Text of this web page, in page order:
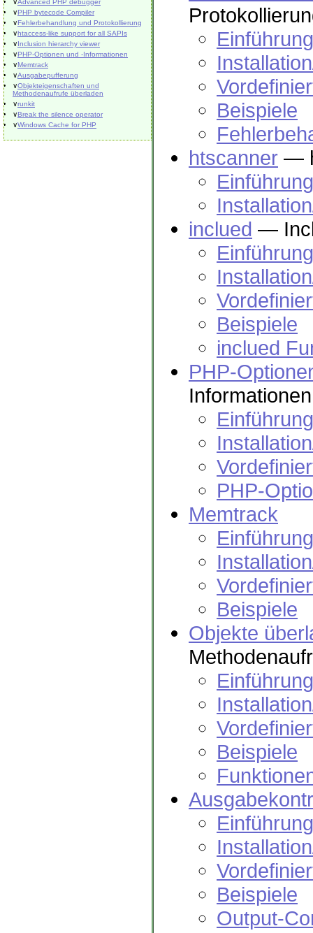
∨Advanced PHP debugger
∨PHP bytecode Compiler
∨Fehlerbehandlung und Protokollierung
∨htaccess-like support for all SAPIs
∨Inclusion hierarchy viewer
∨PHP-Optionen und -Informationen
∨Memtrack
∨Ausgabepufferung
∨Objekteigenschaften und
Methodenaufrufe überladen
∨runkit
∨Break the silence operator
∨Windows Cache for PHP
Einführung
Beispiele
htscanner —
Einführung
inclued —
Einführung
Beispiele
inclued
PHP-
Informationen
Einführung
PHP-
Memtrack
Einführung
Beispiele
Objekte
Einführung
Beispiele
Einführung
Beispiele
Output-